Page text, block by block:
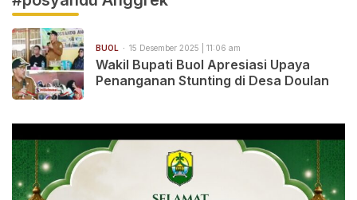
BUOL 15 Desember 2025 | 11:06 am
Wakil Bupati Buol Apresiasi Upaya
Penanganan Stunting di Desa Doulan